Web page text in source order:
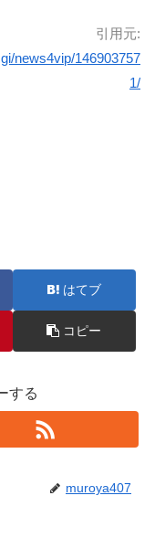
引用元:
news4vip/146903757
1/
はてブ
コピー
する
muroya407